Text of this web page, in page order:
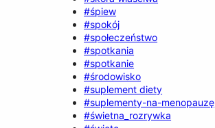
#śpiew
#spokój
#społeczeństwo
#spotkania
#spotkanie
#środowisko
#suplement diety
#suplementy-na-menopauzę
#świetna_rozrywka